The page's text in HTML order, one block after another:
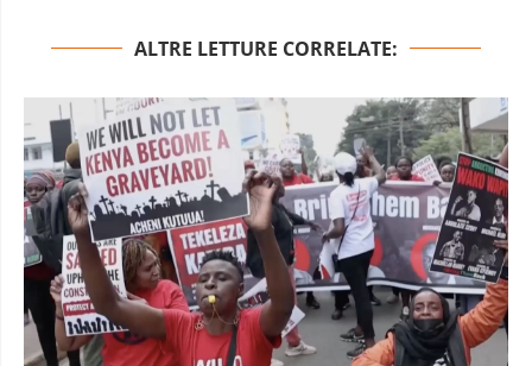
ALTRE LETTURE CORRELATE: